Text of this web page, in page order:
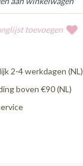
toevoegen
2-4 werkdagen (NL)
boven €90 (NL)